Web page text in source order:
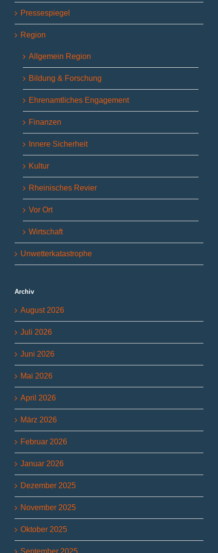
Pressespiegel
Region
Allgemein Region
Bildung & Forschung
Ehrenamtliches Engagement
Finanzen
Innere Sicherheit
Kultur
Rheinisches Revier
Vor Ort
Wirtschaft
Unwetterkatastrophe
Archiv
August 2026
Juli 2026
Juni 2026
Mai 2026
April 2026
März 2026
Februar 2026
Januar 2026
Dezember 2025
November 2025
Oktober 2025
September 2025